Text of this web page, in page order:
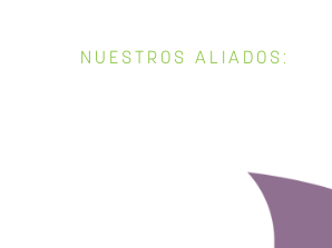
NUESTROS ALIADOS: